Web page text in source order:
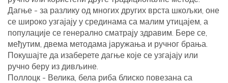
Дагње - за разлику од многих других врста шкољки, оне
се широко узгајају у срединама са малим утицајем, а
популације се генерално сматрају здравим. Бере се,
међутим, двема методама јаружања и ручног брања.
Покушајте да изаберете дагње које се узгајају или
ручно беру из дивљине.
Поллоцк - Велика, бела риба блиско повезана са